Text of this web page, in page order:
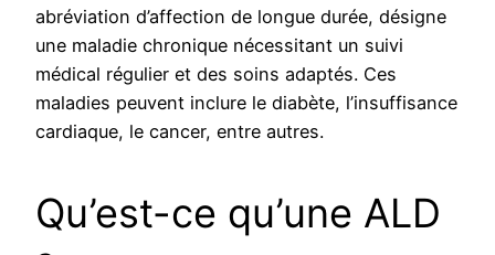
abréviation d’affection de longue durée, désigne
une maladie chronique nécessitant un suivi
médical régulier et des soins adaptés. Ces
maladies peuvent inclure le diabète, l’insuffisance
cardiaque, le cancer, entre autres.
Qu’est-ce qu’une ALD